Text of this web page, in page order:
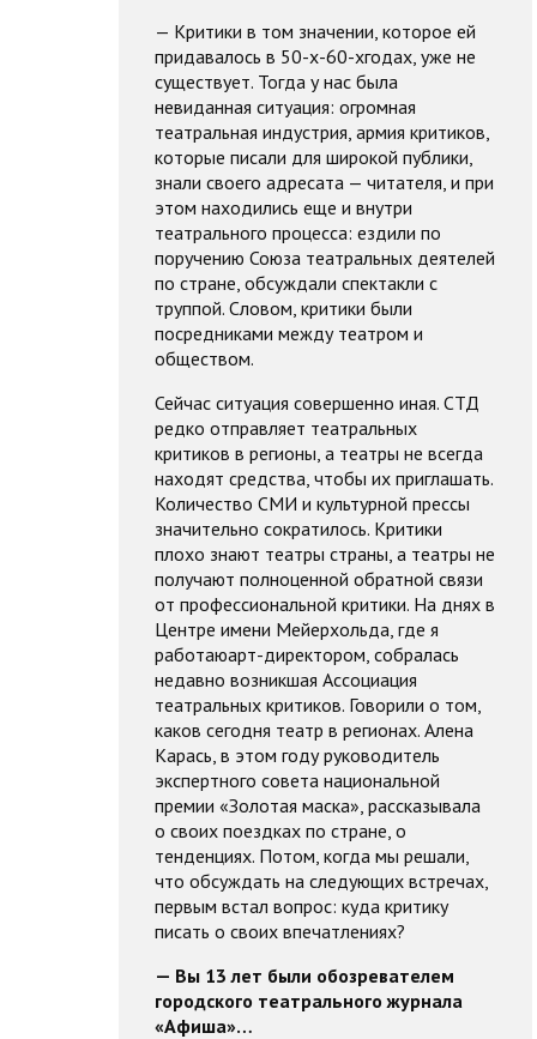
— Критики в том значении, которое ей
придавалось в 50-х-60-хгодах, уже не
существует. Тогда у нас была
невиданная ситуация: огромная
театральная индустрия, армия критиков,
которые писали для широкой публики,
знали своего адресата — читателя, и при
этом находились еще и внутри
театрального процесса: ездили по
поручению Союза театральных деятелей
по стране, обсуждали спектакли с
труппой. Словом, критики были
посредниками между театром и
обществом.
Сейчас ситуация совершенно иная. СТД
редко отправляет театральных
критиков в регионы, а театры не всегда
находят средства, чтобы их приглашать.
Количество СМИ и культурной прессы
значительно сократилось. Критики
плохо знают театры страны, а театры не
получают полноценной обратной связи
от профессиональной критики. На днях в
Центре имени Мейерхольда, где я
работаюарт-директором, собралась
недавно возникшая Ассоциация
театральных критиков. Говорили о том,
каков сегодня театр в регионах. Алена
Карась, в этом году руководитель
экспертного совета национальной
премии «Золотая маска», рассказывала
о своих поездках по стране, о
тенденциях. Потом, когда мы решали,
что обсуждать на следующих встречах,
первым встал вопрос: куда критику
писать о своих впечатлениях?
— Вы 13 лет были обозревателем
городского театрального журнала
«Афиша»…